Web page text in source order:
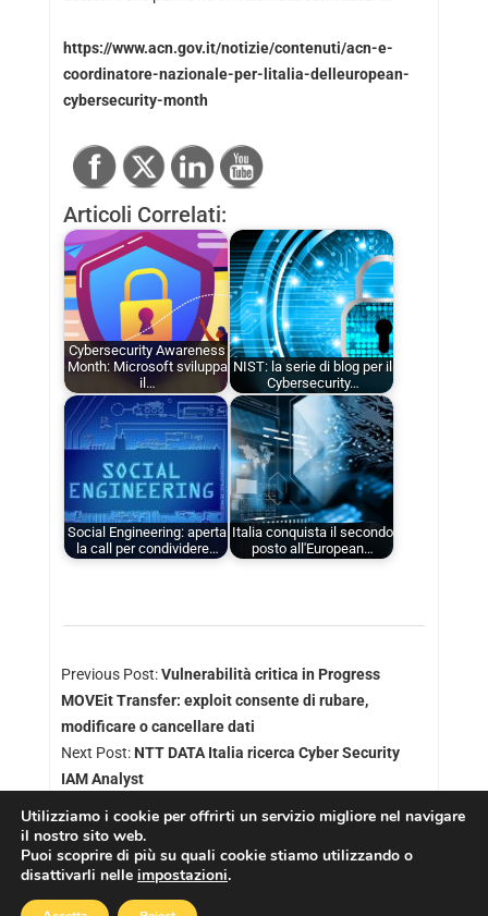
https://www.acn.gov.it/notizie/contenuti/acn-e-
coordinatore-nazionale-per-litalia-delleuropean-
cybersecurity-month
Articoli Correlati:
Cybersecurity Awareness
Month: Microsoft sviluppa
il…
NIST: la serie di blog per il
Cybersecurity…
Social Engineering: aperta
la call per condividere…
Italia conquista il secondo
posto all'European…
Previous Post:Vulnerabilità critica in Progress
MOVEit Transfer: exploit consente di rubare,
modificare o cancellare dati
Next Post: NTT DATA Italia ricerca Cyber Security
IAM Analyst
Copyright © 2026
Utilizziamo i cookie per offrirti un servizio migliore nel navigare
il nostro sito web.
Puoi scoprire di più su quali cookie stiamo utilizzando o
disattivarli nelle impostazioni.